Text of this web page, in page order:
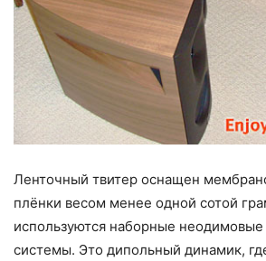
Ленточный твитер оснащен
плёнки весом менее одной сотой
используются наборные
системы. Это дипольный динамик,